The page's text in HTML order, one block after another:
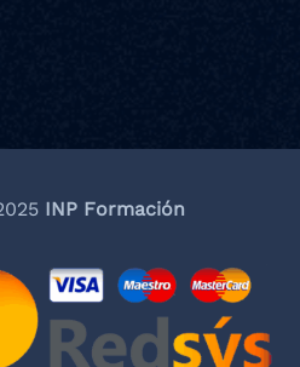
INP Formación